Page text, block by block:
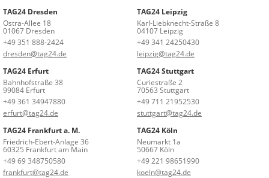
TAG24 Dresden
Ostra-Allee 18
01067 Dresden
+49 351 888-2424
dresden@tag24.de
TAG24 Leipzig
Karl-Liebknecht-Straße 8
04107 Leipzig
+49 341 24250430
leipzig@tag24.de
TAG24 Erfurt
Bahnhofstraße 38
99084 Erfurt
+49 361 34947880
erfurt@tag24.de
TAG24 Stuttgart
Curiestraße 2
70563 Stuttgart
+49 711 21952530
stuttgart@tag24.de
TAG24 Frankfurt a. M.
Friedrich-Ebert-Anlage 36
60325 Frankfurt am Main
+49 69 348750580
frankfurt@tag24.de
TAG24 Köln
Neumarkt 1a
50667 Köln
+49 221 98651990
koeln@tag24.de